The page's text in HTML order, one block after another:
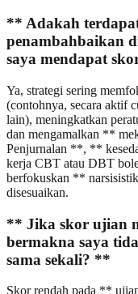
** Adakah
penambahbaikan
saya mendapat
Ya, strategi sering
(contohnya, secara aktif
lain), meningkatkan
dan mengamalkan **
Penjurnalan **, **
kerja CBT atau DBT
berfokuskan **
disesuaikan.
** Jika skor ujian
bermakna saya
sama sekali? **
Skor rendah pada **